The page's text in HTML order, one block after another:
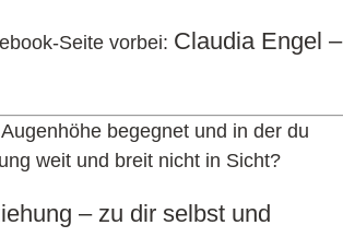
Seite vorbei: Claudia Engel –
begegnet und in der du
weit und breit nicht in Sicht?
– zu dir selbst und